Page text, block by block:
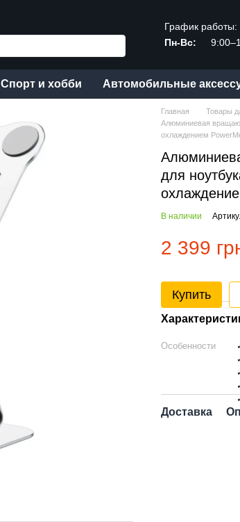
График работы:
Пн-Вс:
Спорт и хобби Автомобильные
Главная Товары
Алюминиевая
охлаждением
для
В наличии
2 399
Купить
Особенности
Доставка